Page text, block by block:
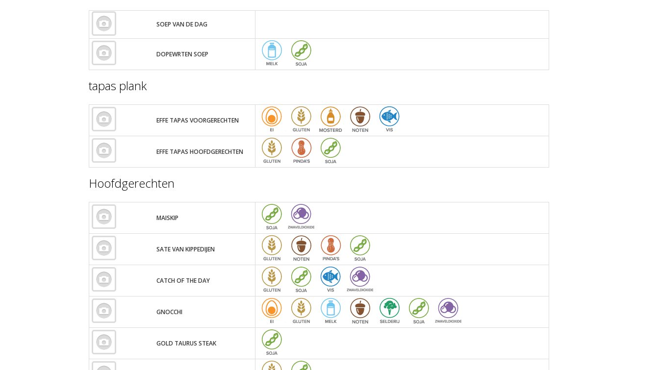
SOEP VAN DE DAG
DOPEWRTEN SOEP
tapas plank
EFFE TAPAS VOORGERECHTEN
EFFE TAPAS HOOFDGERECHTEN
Hoofdgerechten
MAISKIP
SATE VAN KIPPEDIJEN
CATCH OF THE DAY
GNOCCHI
GOLD TAURUS STEAK